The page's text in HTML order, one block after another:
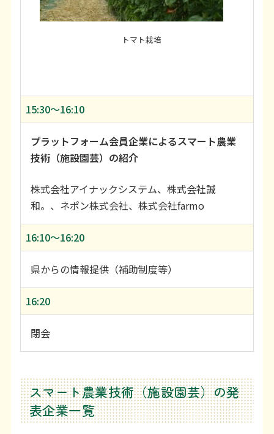
トマト栽培
15:30〜16:10
プラットフォーム会員企業によるスマート農業
技術（施設園芸）の紹介
株式会社アイナックシステム、株式会社誠
和。、ネポン株式会社、株式会社farmo
16:10〜16:20
県からの情報提供（補助制度等）
16:20
閉会
スマート農業技術（施設園芸）の発
表企業一覧